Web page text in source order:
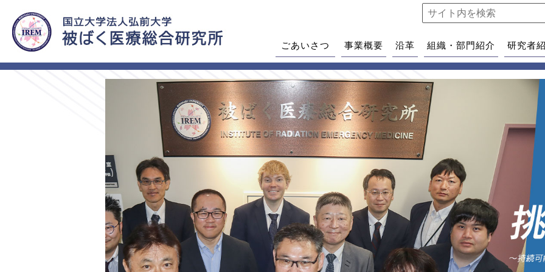
ごあいさつ 事業概要 沿革 組織・部門紹介 研究者